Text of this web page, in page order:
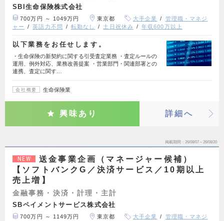
SBI生命保険株式会社
700万円 ～ 1049万円 東京都 大手企業
管理職・マネジ
ャー
英語力不問 転勤なし 土日祝休み 年収600万以上
以下業務をお任せします。
・生命保険の新契約に関する引受査定業務 ・査定ルールの
運用、例外対応、業務改善提案 ・営業部門・関連部署との
連携、査定に関す…
会社概要 生命保険業
興味あり 詳細へ
掲載期間 26/08/07～26/08/20
NEW
送金事業企画（マネージャー候補）
【ソフトバンクG／決済サービス／10期以上
売上増】
金融事務・決済・計理・主計
SBペイメントサービス株式会社
700万円 ～ 1149万円 東京都 大手企業
管理職・マネジ